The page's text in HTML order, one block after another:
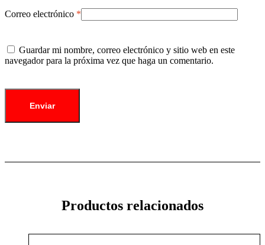
Correo electrónico *
Guardar mi nombre, correo electrónico y sitio web en este
navegador para la próxima vez que haga un comentario.
Productos relacionados